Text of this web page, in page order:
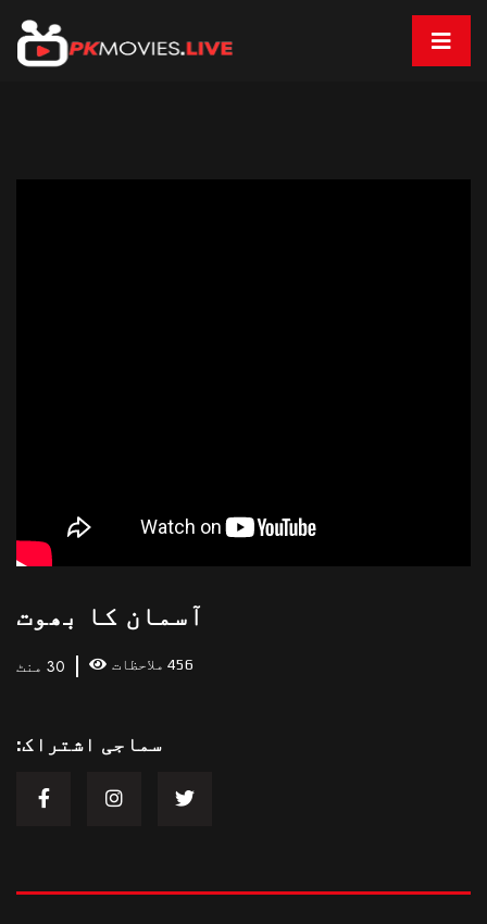
آسمان کا بھوت
30 منٹ 456 ملاحظات
سماجی اشتراک: